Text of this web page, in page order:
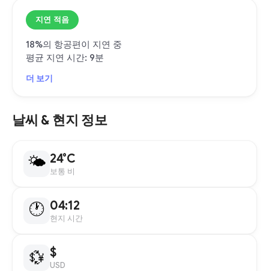
지연 적음
18%의 항공편이 지연 중
평균 지연 시간: 9분
더 보기
날씨 & 현지 정보
🌤 24°C
보통 비
🕐 04:12
현지 시간
💱 $
USD